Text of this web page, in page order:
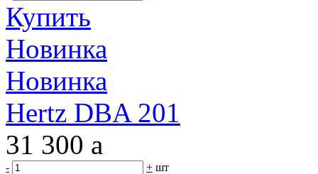
Купить
Новинка
Новинка
Hertz DBA 201
31 300 a
- + шт